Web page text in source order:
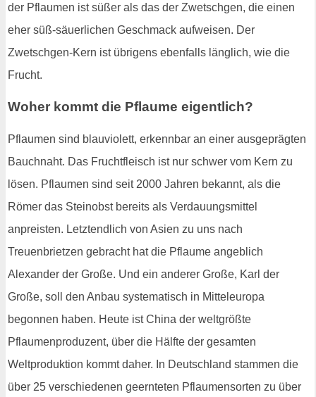
der Pflaumen ist süßer als das der Zwetschgen, die einen
eher süß-säuerlichen Geschmack aufweisen. Der
Zwetschgen-Kern ist übrigens ebenfalls länglich, wie die
Frucht.
Woher kommt die Pflaume eigentlich?
Pflaumen sind blauviolett, erkennbar an einer ausgeprägten
Bauchnaht. Das Fruchtfleisch ist nur schwer vom Kern zu
lösen. Pflaumen sind seit 2000 Jahren bekannt, als die
Römer das Steinobst bereits als Verdauungsmittel
anpreisten. Letztendlich von Asien zu uns nach
Treuenbrietzen gebracht hat die Pflaume angeblich
Alexander der Große. Und ein anderer Große, Karl der
Große, soll den Anbau systematisch in Mitteleuropa
begonnen haben. Heute ist China der weltgrößte
Pflaumenproduzent, über die Hälfte der gesamten
Weltproduktion kommt daher. In Deutschland stammen die
über 25 verschiedenen geernteten Pflaumensorten zu über